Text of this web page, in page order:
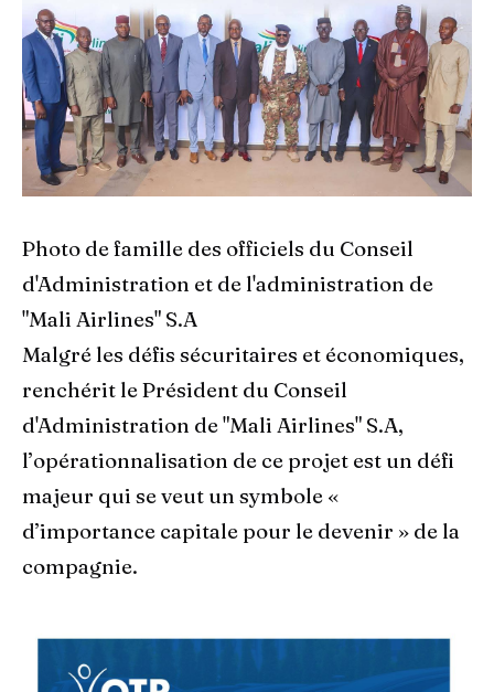
Photo de famille des officiels du Conseil
d'Administration et de l'administration de
"Mali Airlines" S.A
Malgré les défis sécuritaires et économiques,
renchérit le Président du Conseil
d'Administration de "Mali Airlines" S.A,
l’opérationnalisation de ce projet est un défi
majeur qui se veut un symbole «
d’importance capitale pour le devenir » de la
compagnie.